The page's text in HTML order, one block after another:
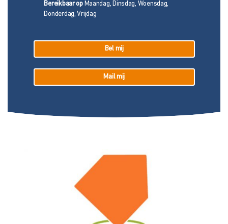
Bereikbaar opMaandag, Dinsdag, Woensdag,
Donderdag, Vrijdag
Bel mij
Mail mij